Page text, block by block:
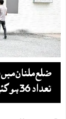
تعداد 36 ہو گئی